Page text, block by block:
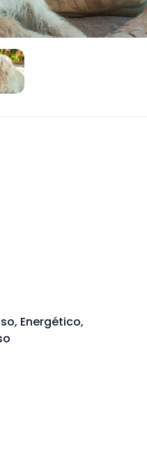
Energético,